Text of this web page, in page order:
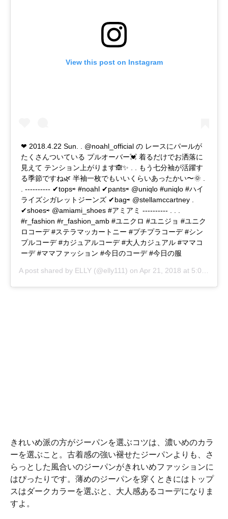
View this post on Instagram
❤︎ 2018.4.22 Sun. . @noahl_official の レースにパールが
たくさんついている プルオーバー💓 着るだけでお洒落に
見えて テンション上がります🙈✨ . . もう七分袖が活躍す
る季節ですね🌿 半袖一枚でもいいくらいあったかい〜🌞 .
. ---------- ✔︎tops⇨ #noahl ✔︎pants⇨ @uniqlo #uniqlo #ハイ
ライズシガレットジーンズ ✔︎bag⇨ @stellamccartney .
✔︎shoes⇨ @amiami_shoes #アミアミ ---------- . . .
#r_fashion #r_fashion_amb #ユニクロ #ユニジョ #ユニク
ロコーデ #ステラマッカートニー #プチプラコーデ #シン
プルコーデ #カジュアルコーデ #大人カジュアル #ママコ
ーデ #ママファッション #今日のコーデ #今日の服
A post shared by ELLY (@elly111) on Apr 21, 2018 at 5:06pm PDT
きれいめ派の方がジーパンを選ぶコツは、濃いめのカラ
ーを選ぶこと。古着感の強い褪せたジーパンよりも、さ
らっとした風合いのジーパンがきれいめファッションに
はぴったりです。薄めのジーパンを穿くときにはトップ
スはダークカラーを選ぶと、大人感あるコーデになりま
すよ。